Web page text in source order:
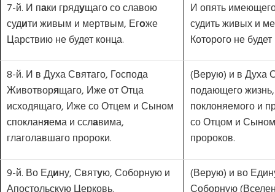
7-й. И паки грядущаго со славою
судити живым и мертвым, Егоже
Царствию не будет конца.
И опять
судить живых и
Которого не
8-й. И в Духа Святаго, Господа
Животворящаго, Иже от Отца
исходящаго, Иже со Отцем и Сыном
спокланяема и сславима,
глаголавшаго пророки.
(Верую) и в Духа
подающего
поклоняемого и
со Отцом и
пророков.
9-й. Во Едину, Святую, Соборную и
(Верую) и во